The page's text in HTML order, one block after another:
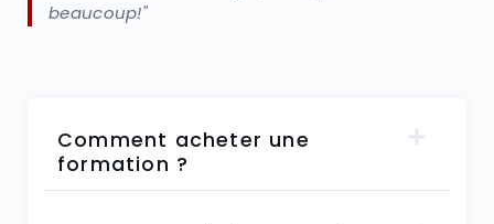
beaucoup!"
Comment acheter une
formation ?